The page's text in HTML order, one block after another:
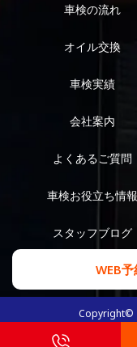
車検の流れ
オイル交換
車検実績
会社案内
よくあるご質問
車検お役立ち情報
スタッフブログ
WEB予
Copyright©